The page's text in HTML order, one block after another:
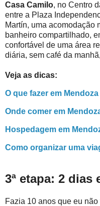
Casa Camilo, no Centro
entre a Plaza
Martín, uma acomodação
banheiro compartilhado,
confortável de uma área
diária, sem café da
Veja as dicas:
O que fazer em Mendoza
Onde comer em
Hospedagem em
Como organizar uma
3ª etapa: 2 dias
Fazia 10 anos que eu